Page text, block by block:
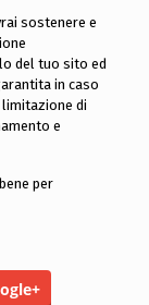
sostenere e
del tuo sito ed
in caso
di
e
per